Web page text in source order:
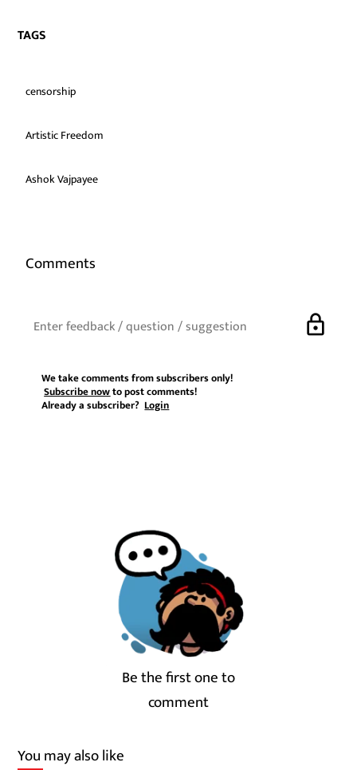
TAGS
censorship
Artistic Freedom
Ashok Vajpayee
Comments
lock
We take comments from subscribers only!
Subscribe nowto post comments!
Already a subscriber?Login
Be the first one to
comment
You may also like